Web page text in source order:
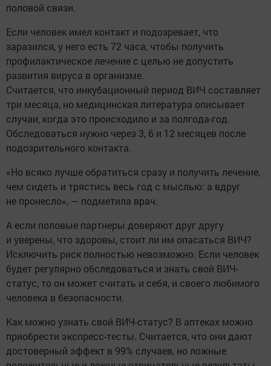
половой связи.
Если человек имел контакт и подозревает, что
заразился, у него есть 72 часа, чтобы получить
профилактическое лечение с целью не допустить
развития вируса в организме.
Считается, что инкубационный период ВИЧ составляет
три месяца, но медицинская литература описывает
случаи, когда это происходило и за полгода-год.
Обследоваться нужно через 3, 6 и 12 месяцев после
подозрительного контакта.
«Но всяко лучше обратиться сразу и получить лечение,
чем сидеть и трястись весь год с мыслью: а вдруг
не пронесло», — подметила врач.
А если половые партнеры доверяют друг другу
и уверены, что здоровы, стоит ли им опасаться ВИЧ?
Исключить риск полностью невозможно. Если человек
будет регулярно обследоваться и знать свой ВИЧ-
статус, то он может считать и себя, и своего любимого
человека в безопасности.
Как можно узнать свой ВИЧ-статус? В аптеках можно
приобрести экспресс-тесты. Считается, что они дают
достоверный эффект в 99% случаев, но ложные